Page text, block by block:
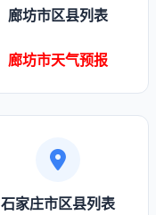
廊坊市区县列表
廊坊市天气预报
石家庄市区县列表